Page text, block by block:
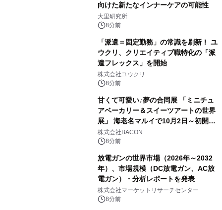
向けた新たなインナーケアの可能性
大里研究所
8分前
「派遣＝固定勤務」の常識を刷新！ ユ
ウクリ、クリエイティブ職特化の「派
遣フレックス」を開始
株式会社ユウクリ
8分前
甘くて可愛い♪夢の合同展 「ミニチュ
アベーカリー＆スイーツアートの世界
展」 海老名マルイで10月2日～初開
催！
株式会社BACON
8分前
放電ガンの世界市場（2026年～2032
年）、市場規模（DC放電ガン、AC放
電ガン）・分析レポートを発表
株式会社マーケットリサーチセンター
8分前